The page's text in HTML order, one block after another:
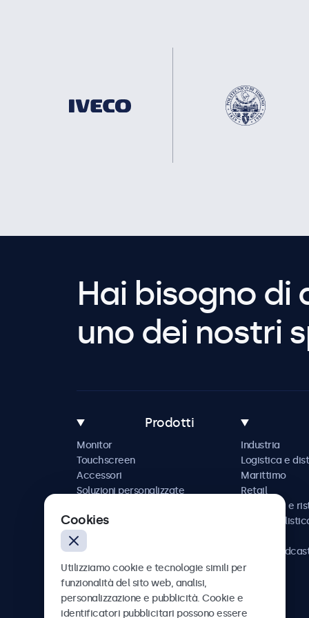
Hai bisogno di
uno dei nostri
Prodotti
Monitor
Touchscreen
Accessori
Soluzioni personalizzate
Industria
Logistica e
Marittimo
Retail
Ospitalità e
AV e
Sanità
Cookies
Utilizziamo cookie e tecnologie simili per
funzionalità del sito web, analisi,
personalizzazione e pubblicità. Cookie e
identificatori pubblicitari possono essere